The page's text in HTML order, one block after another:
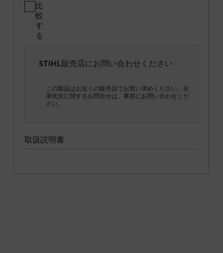
比
較
す
る
STIHL販売店にお問い合わせください
この製品はお近くの販売店でお買い求めください。在
庫状況に関するお問合せは、事前にお問い合わせくだ
さい。
取扱説明書